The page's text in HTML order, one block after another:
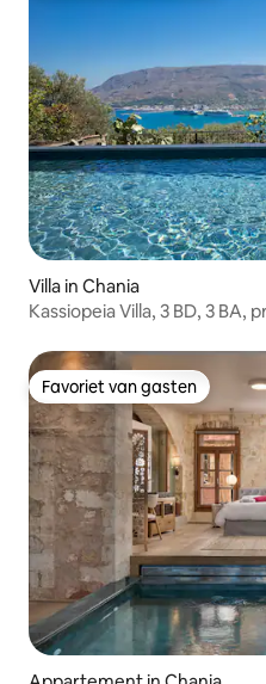
Villa in Chania
Kassiopeia Villa, 3 BD, 3 BA,
Favoriet van gasten
Favoriet van gasten